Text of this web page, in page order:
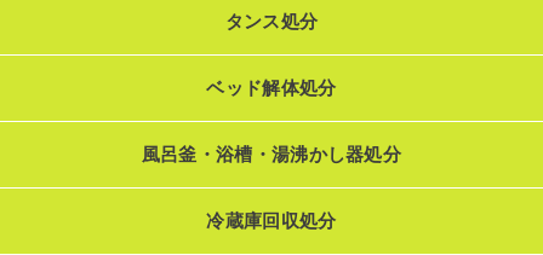
タンス処分
ベッド解体処分
風呂釜・浴槽・湯沸かし器処分
冷蔵庫回収処分